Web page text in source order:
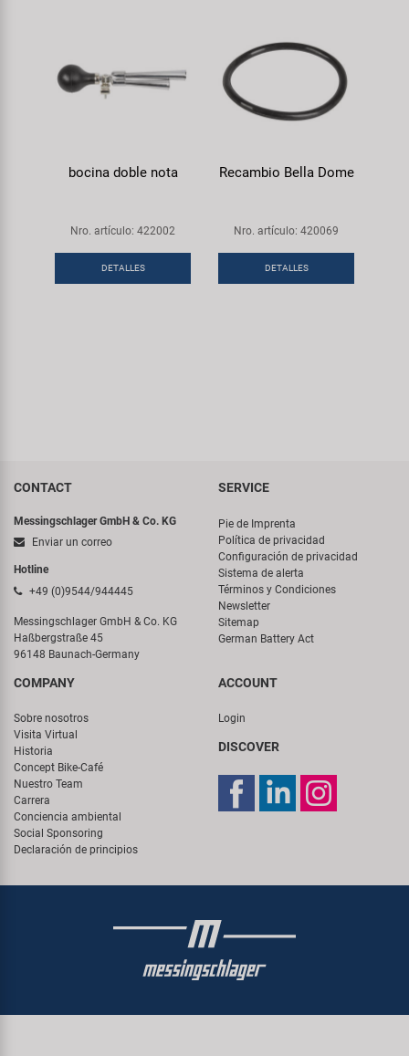
bocina doble nota
Nro. artículo: 422002
DETALLES
Recambio Bella Dome
Nro. artículo: 420069
DETALLES
CONTACT
Messingschlager GmbH & Co. KG
Enviar un correo
Hotline
+49 (0)9544/944445
Messingschlager GmbH & Co. KG
Haßbergstraße 45
96148 Baunach-Germany
SERVICE
Pie de Imprenta
Política de privacidad
Configuración de privacidad
Sistema de alerta
Términos y Condiciones
Newsletter
Sitemap
German Battery Act
COMPANY
Sobre nosotros
Visita Virtual
Historia
Concept Bike-Café
Nuestro Team
Carrera
Conciencia ambiental
Social Sponsoring
Declaración de principios
ACCOUNT
Login
DISCOVER